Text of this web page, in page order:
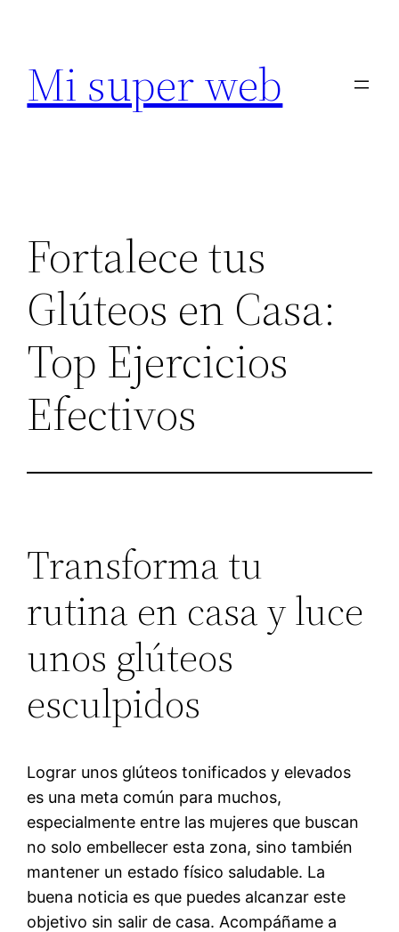
contenido
Mi super web
Fortalece tus
Glúteos en Casa:
Top Ejercicios
Efectivos
Transforma tu
rutina en casa y luce
unos glúteos
esculpidos
Lograr unos glúteos tonificados y elevados
es una meta común para muchos,
especialmente entre las mujeres que buscan
no solo embellecer esta zona, sino también
mantener un estado físico saludable. La
buena noticia es que puedes alcanzar este
objetivo sin salir de casa. Acompáñame a